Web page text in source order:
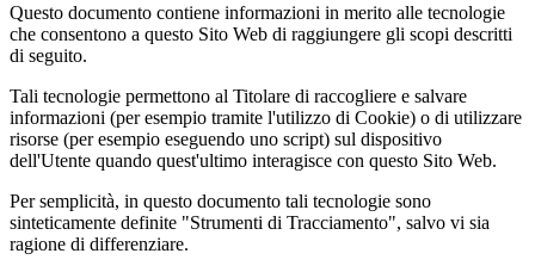
Questo documento contiene informazioni in merito alle tecnologie
che consentono a questo Sito Web di raggiungere gli scopi descritti
di seguito.
Tali tecnologie permettono al Titolare di raccogliere e salvare
informazioni (per esempio tramite l'utilizzo di Cookie) o di utilizzare
risorse (per esempio eseguendo uno script) sul dispositivo
dell'Utente quando quest'ultimo interagisce con questo Sito Web.
Per semplicità, in questo documento tali tecnologie sono
sinteticamente definite "Strumenti di Tracciamento", salvo vi sia
ragione di differenziare.